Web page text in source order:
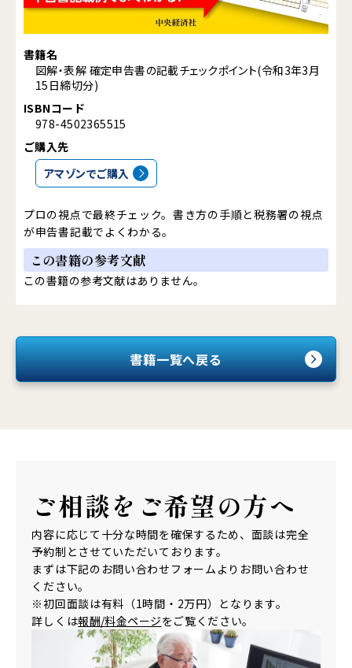
書籍名
図解・表解 確定申告書の記載チェックポイント(令和3年3月
15日締切分)
ISBNコード
978-4502365515
ご購入先
アマゾンでご購入
プロの視点で最終チェック。書き方の手順と税務署の視点
が申告書記載でよくわかる。
この書籍の参考文献
この書籍の参考文献はありません。
書籍一覧へ戻る
ご相談を ご希望の方へ
内容に応じて十分な時間を確保するため、面談は完全
予約制とさせていただいております。
まずは下記のお問い合わせフォームよりお問い合わせ
ください。
※初回面談は有料（1時間・2万円）となります。
詳しくは報酬/料金ページをご覧ください。